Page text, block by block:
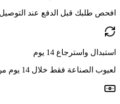
افحص طلبك قبل الدفع عند
استبدال واسترجاع 14 يوم
لعيوب الصناعة فقط خلال 14 يوم من الاستلام.